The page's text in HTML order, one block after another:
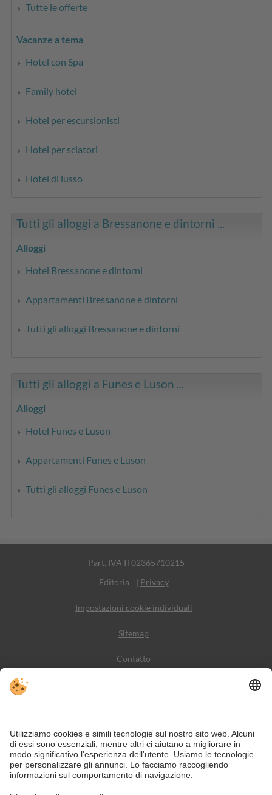
Tutte le offerte
Vacanze a tema
Hotel con Spa
Family hotel
Hotel per escursionisti
Hotel per sciatori
Hotel di lusso
Tutti gli alloggi a Bressanone e dintorni ...
Alloggi
Hotel Bressanone e dintorni
Appartamenti Bressanone e dintorni
Tutti gli alloggi Bressanone e dintorni
Tutti gli alloggi a Funes e Luson ...
Alloggi
Hotel Funes e Luson
Appartamenti Funes e Luson
Tutti gli alloggi Funes e Luson
Part. IVA IT02365710215
Editoria
| Privacy
Impostazioni cookie individuali
Sitemap
Contatto
VIVODolomiti è il portale di viaggio per una vacanza in
montagna indimenticabile – con alloggi e offerte nelle